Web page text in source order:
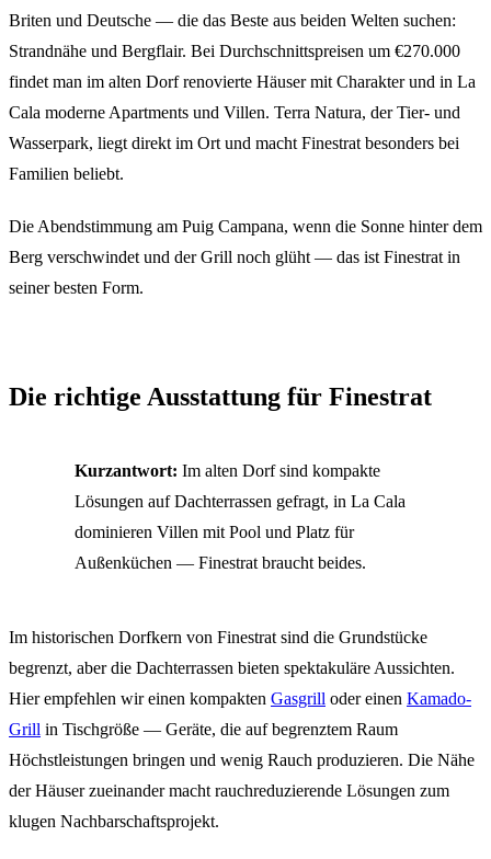
Briten und Deutsche — die das Beste aus beiden Welten suchen:
Strandnähe und Bergflair. Bei Durchschnittspreisen um €270.000
findet man im alten Dorf renovierte Häuser mit Charakter und in La
Cala moderne Apartments und Villen. Terra Natura, der Tier- und
Wasserpark, liegt direkt im Ort und macht Finestrat besonders bei
Familien beliebt.
Die Abendstimmung am Puig Campana, wenn die Sonne hinter dem
Berg verschwindet und der Grill noch glüht — das ist Finestrat in
seiner besten Form.
Die richtige Ausstattung für Finestrat
Kurzantwort: Im alten Dorf sind kompakte
Lösungen auf Dachterrassen gefragt, in La Cala
dominieren Villen mit Pool und Platz für
Außenküchen — Finestrat braucht beides.
Im historischen Dorfkern von Finestrat sind die Grundstücke
begrenzt, aber die Dachterrassen bieten spektakuläre Aussichten.
Hier empfehlen wir einen kompakten Gasgrill oder einen Kamado-
Grill in Tischgröße — Geräte, die auf begrenztem Raum
Höchstleistungen bringen und wenig Rauch produzieren. Die Nähe
der Häuser zueinander macht rauchreduzierende Lösungen zum
klugen Nachbarschaftsprojekt.